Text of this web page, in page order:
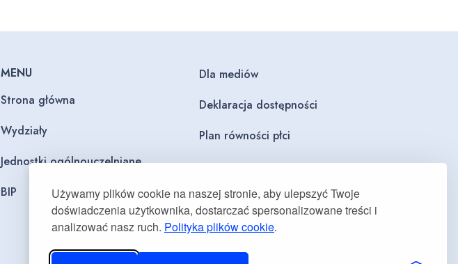
Używamy plików cookie na naszej stronie, aby ulepszyć Twoje
doświadczenia użytkownika, dostarczać spersonalizowane treści i
analizować nasz ruch. Polityka plików cookie.
MENU
Strona główna
Wydziały
Jednostki ogólnouczelniane
BIP
Dla mediów
Deklaracja dostępności
Plan równości płci